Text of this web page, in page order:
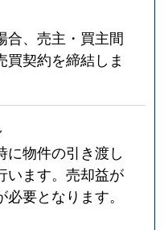
合、売主・買主間
買契約を締結しま
に物件の引き渡し
います。売却益が
要となります。